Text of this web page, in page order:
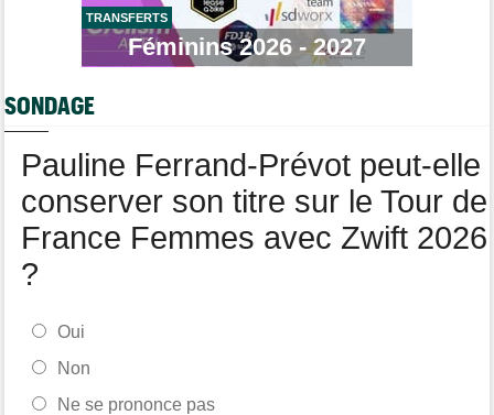
semaine
Cyclism’Actu recrute des rédacteurs… si cela vous intéresse,
Pogacar ?
TRANSFERTS
Féminins 2026 - 2027
SONDAGE
Pauline Ferrand-Prévot peut-elle
conserver son titre sur le Tour de
France Femmes avec Zwift 2026
?
Oui
Non
Ne se prononce pas